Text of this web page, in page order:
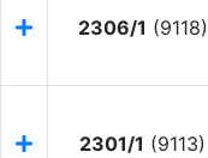
2306/1 (9118)
2301/1 (9113)